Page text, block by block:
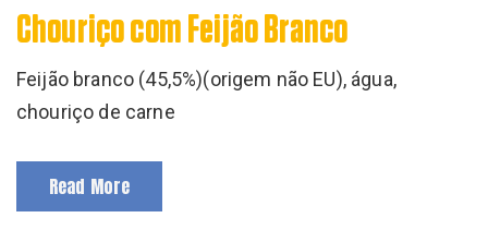
Chouriço com Feijão Branco
Feijão branco (45,5%)(origem não EU), água,
chouriço de carne
Read More